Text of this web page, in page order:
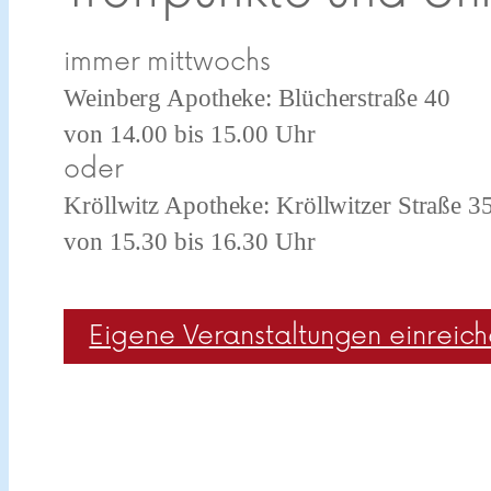
immer mittwochs
Weinberg Apotheke: Blücherstraße 40
von 14.00 bis 15.00 Uhr
oder
Kröllwitz Apotheke: Kröllwitzer Straße
von 15.30 bis 16.30 Uhr
Eigene Veranstaltungen